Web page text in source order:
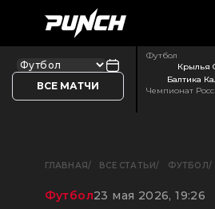
ВСЕ МАТЧИ
Футбол
Крылья
Балтика
Чемпионат
ГЛАВНАЯ ВСЕ СТАТЬИ ФУТБОЛ
Футбол23 мая 2026, 19:26